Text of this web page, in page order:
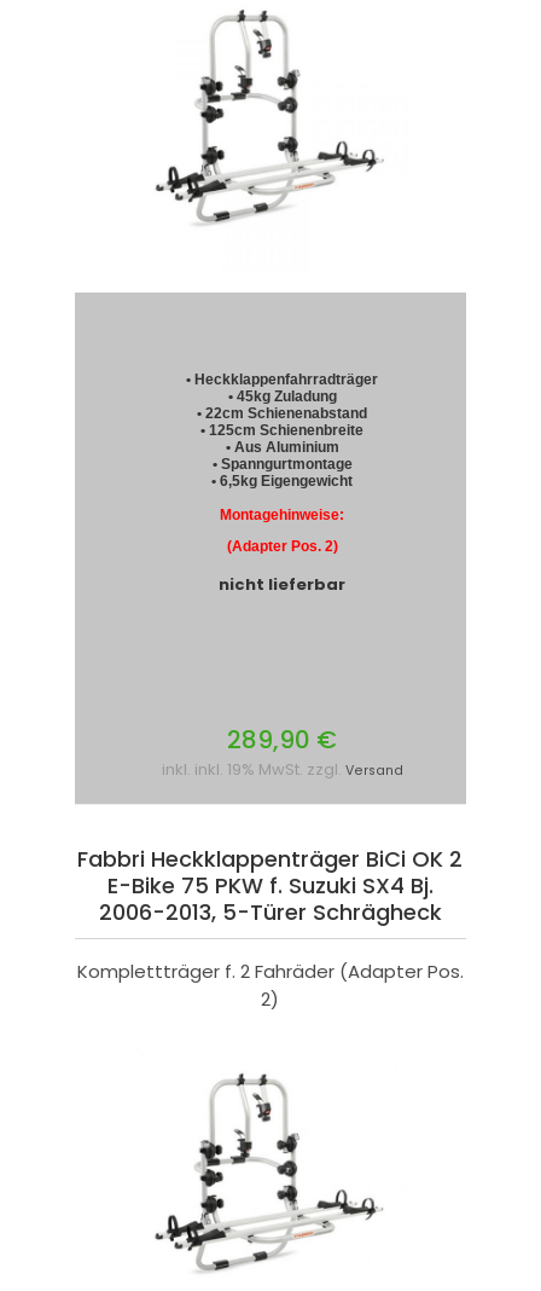
• Heckklappenfahrradträger
• 45kg Zuladung
• 22cm Schienenabstand
• 125cm Schienenbreite
• Aus Aluminium
• Spanngurtmontage
• 6,5kg Eigengewicht
Montagehinweise:
(Adapter Pos. 2)
nicht lieferbar
289,90 €
inkl. inkl. 19% MwSt. zzgl. Versand
Fabbri Heckklappenträger BiCi OK 2
E-Bike 75 PKW f. Suzuki SX4 Bj.
2006-2013, 5-Türer Schrägheck
Komplettträger f. 2 Fahräder (Adapter Pos.
2)